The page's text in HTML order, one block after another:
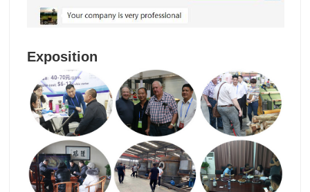
Exposition